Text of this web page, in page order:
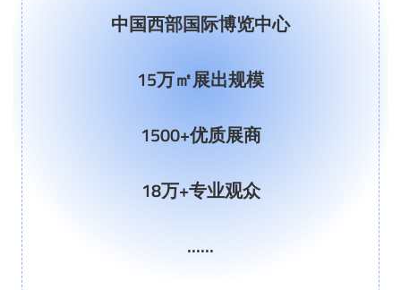
English
中国西部国际博览中心
15万㎡展出规模
1500+优质展商
18万+专业观众
......